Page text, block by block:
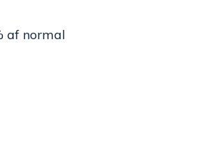
af normal